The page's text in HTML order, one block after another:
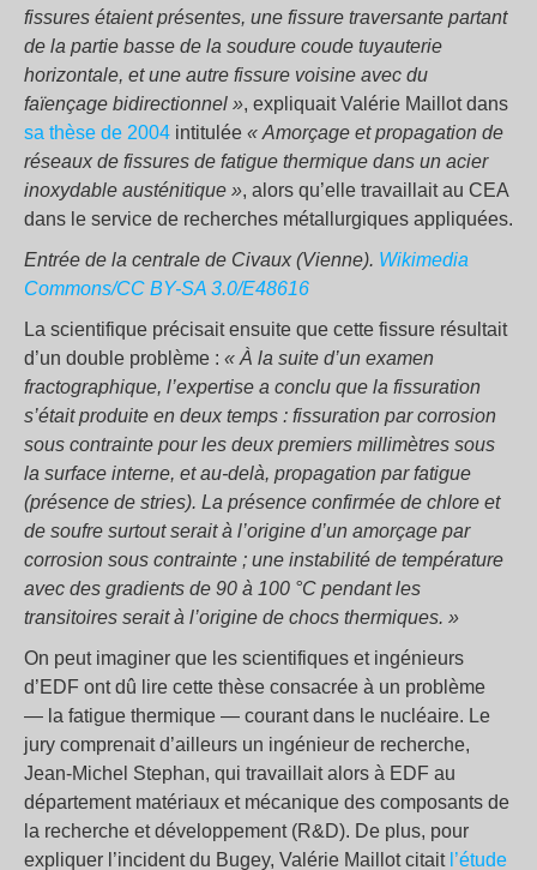
fissures étaient présentes, une fissure traversante partant
de la partie basse de la soudure coude tuyauterie
horizontale, et une autre fissure voisine avec du
faïençage bidirectionnel », expliquait Valérie Maillot dans
sa thèse de 2004 intitulée « Amorçage et propagation de
réseaux de fissures de fatigue thermique dans un acier
inoxydable austénitique », alors qu’elle travaillait au CEA
dans le service de recherches métallurgiques appliquées.
Entrée de la centrale de Civaux (Vienne). Wikimedia
Commons/CC BY-SA 3.0/E48616
La scientifique précisait ensuite que cette fissure résultait
d’un double problème : « À la suite d’un examen
fractographique, l’expertise a conclu que la fissuration
s’était produite en deux temps : fissuration par corrosion
sous contrainte pour les deux premiers millimètres sous
la surface interne, et au-delà, propagation par fatigue
(présence de stries). La présence confirmée de chlore et
de soufre surtout serait à l’origine d’un amorçage par
corrosion sous contrainte ; une instabilité de température
avec des gradients de 90 à 100 °C pendant les
transitoires serait à l’origine de chocs thermiques. »
On peut imaginer que les scientifiques et ingénieurs
d’EDF ont dû lire cette thèse consacrée à un problème
— la fatigue thermique — courant dans le nucléaire. Le
jury comprenait d’ailleurs un ingénieur de recherche,
Jean-Michel Stephan, qui travaillait alors à EDF au
département matériaux et mécanique des composants de
la recherche et développement (R&D). De plus, pour
expliquer l’incident du Bugey, Valérie Maillot citait l’étude